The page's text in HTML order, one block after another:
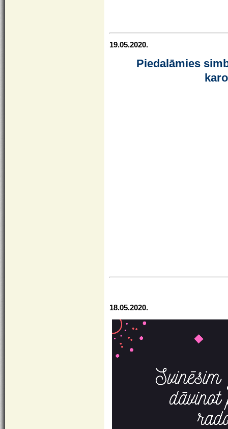
19.05.2020.
Piedalāmies
18.05.2020.